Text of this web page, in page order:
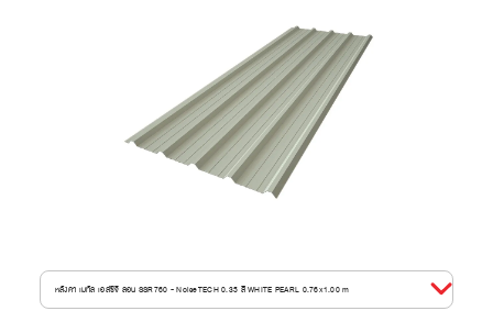
หลังคา เมทัล เอสซีจี ลอน SSR760 - NoiseTECH 0.35 สี WHITE PEARL 0.76x1.00 m